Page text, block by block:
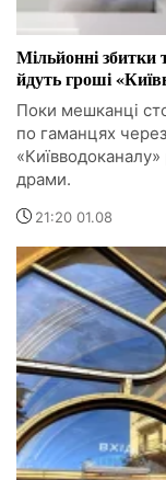
Мільйонні збитки
йдуть гроші
Поки мешканці
по гаманцях
драми.
21:20 01.08